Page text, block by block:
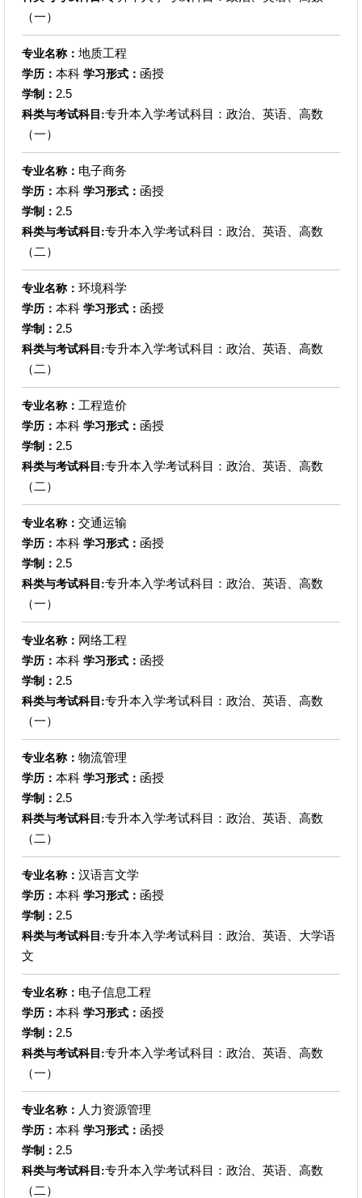
（一）
专业名称： 地质工程
学历： 本科 学习形式： 函授
学制： 2.5
科类与考试科目:专升本入学考试科目：政治、英语、高数
（一）
专业名称： 电子商务
学历： 本科 学习形式： 函授
学制： 2.5
科类与考试科目:专升本入学考试科目：政治、英语、高数
（二）
专业名称： 环境科学
学历： 本科 学习形式： 函授
学制： 2.5
科类与考试科目:专升本入学考试科目：政治、英语、高数
（二）
专业名称： 工程造价
学历： 本科 学习形式： 函授
学制： 2.5
科类与考试科目:专升本入学考试科目：政治、英语、高数
（二）
专业名称： 交通运输
学历： 本科 学习形式： 函授
学制： 2.5
科类与考试科目:专升本入学考试科目：政治、英语、高数
（一）
专业名称： 网络工程
学历： 本科 学习形式： 函授
学制： 2.5
科类与考试科目:专升本入学考试科目：政治、英语、高数
（一）
专业名称： 物流管理
学历： 本科 学习形式： 函授
学制： 2.5
科类与考试科目:专升本入学考试科目：政治、英语、高数
（二）
专业名称： 汉语言文学
学历： 本科 学习形式： 函授
学制： 2.5
科类与考试科目:专升本入学考试科目：政治、英语、大学语
文
专业名称： 电子信息工程
学历： 本科 学习形式： 函授
学制： 2.5
科类与考试科目:专升本入学考试科目：政治、英语、高数
（一）
专业名称： 人力资源管理
学历： 本科 学习形式： 函授
学制： 2.5
科类与考试科目:专升本入学考试科目：政治、英语、高数
（二）